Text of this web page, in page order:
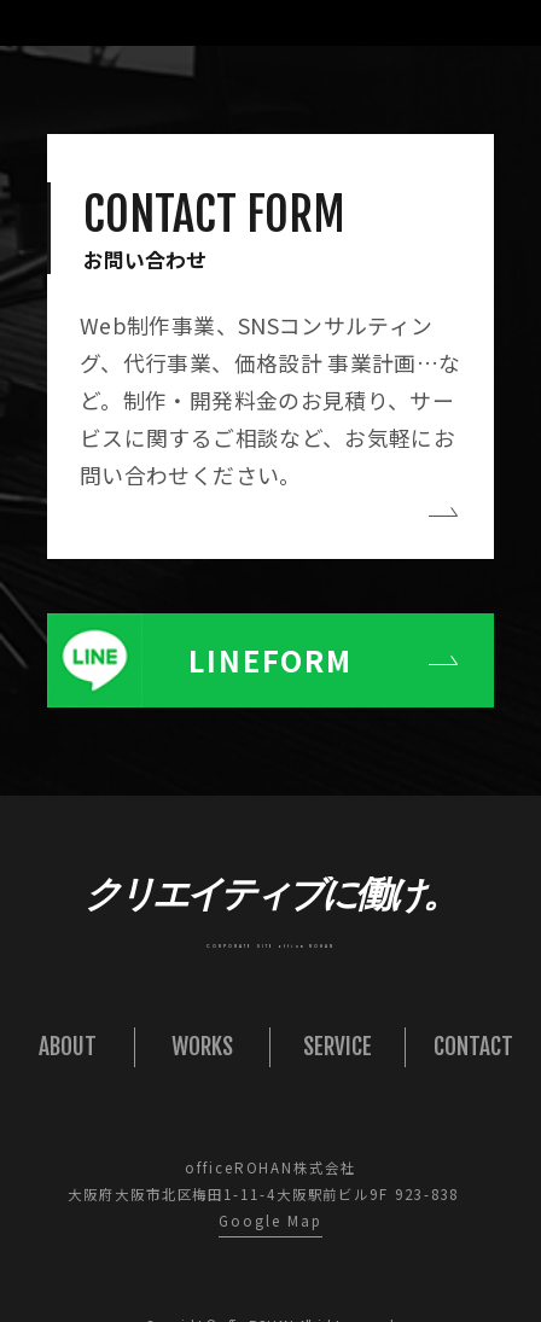
CONTACT FORM
お問い合わせ
Web制作事業、SNSコンサルティン
グ、代行事業、価格設計 事業計画…な
ど。制作・開発料金のお見積り、サー
ビスに関するご相談など、お気軽にお
問い合わせください。
LINEFORM
クリエイティブに働け。
CORPORATE SITE office ROHAN
ABOUT WORKS SERVICE CONTACT
officeROHAN株式会社
大阪府大阪市北区梅田1-11-4大阪駅前ビル9F 923-838
Google Map